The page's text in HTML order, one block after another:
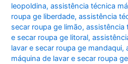
leopoldina,assistência técnica
roupa ge liberdade,assistência
secar roupa ge limão,assistência
e secar roupa ge litoral,
lavar e secar roupa ge mandaqui,
máquina de lavar e secar roupa